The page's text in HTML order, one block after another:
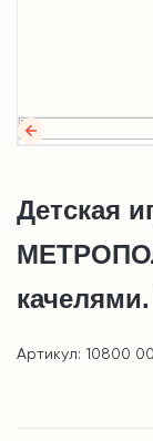
Детская
Артикул: 10800 00